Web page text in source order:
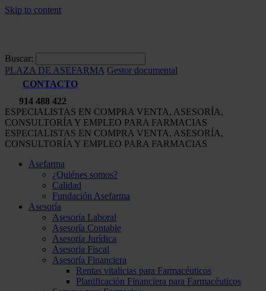
Skip to content
Buscar:
PLAZA DE ASEFARMA Gestor documental
CONTACTO
914 488 422
ESPECIALISTAS EN COMPRA VENTA, ASESORÍA,
CONSULTORÍA Y EMPLEO PARA FARMACIAS
ESPECIALISTAS EN COMPRA VENTA, ASESORÍA,
CONSULTORÍA Y EMPLEO PARA FARMACIAS
Asefarma
¿Quiénes somos?
Calidad
Fundación Asefarma
Asesoría
Asesoría Laboral
Asesoría Contable
Asesoría Jurídica
Asesoría Fiscal
Asesoría Financiera
Rentas vitalicias para Farmacéuticos
Planificación Financiera para Farmacéuticos